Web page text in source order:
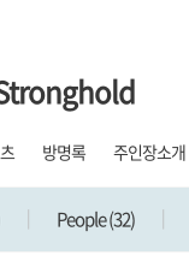
방명록 주인장소개
People(32)